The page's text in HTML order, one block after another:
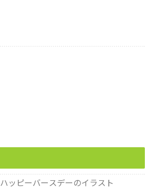
ハッピーバースデーのイラスト